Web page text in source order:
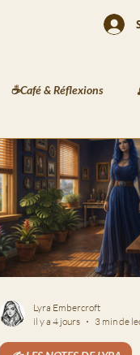
☕Café & Réflexions
🍲 Cuisine & Rituels
🔮 Les Messages
Lyra Embercroft
il y a 4 jours
3 min de